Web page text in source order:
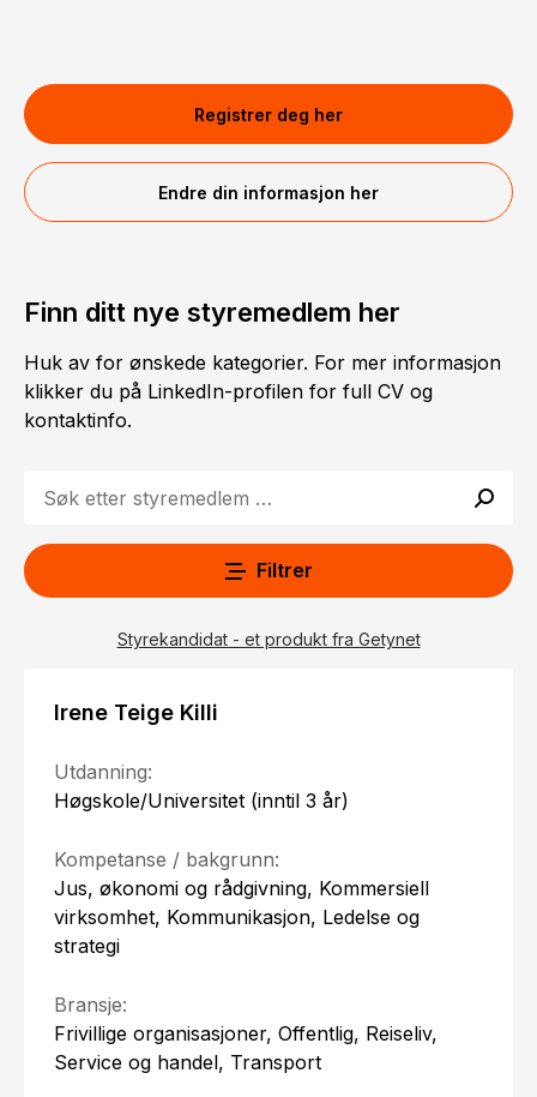
Endre din informasjon her
Registrer deg her
Finn ditt nye styremedlem her
Huk av for ønskede kategorier. For mer informasjon
klikker du på LinkedIn-profilen for full CV og
kontaktinfo.
Filtrer
Styrekandidat - et produkt fra Getynet
Irene Teige Killi
Utdanning:
Høgskole/Universitet (inntil 3 år)
Kompetanse / bakgrunn:
Jus, økonomi og rådgivning, Kommersiell
virksomhet, Kommunikasjon, Ledelse og
strategi
Bransje:
Frivillige organisasjoner, Offentlig, Reiseliv,
Service og handel, Transport